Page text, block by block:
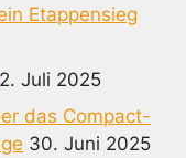
Etappensieg
2. Juli 2025
das Compact-
30. Juni 2025